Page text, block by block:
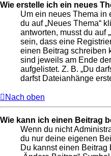
Wie erstelle ich ein neues
Um ein neues Thema in
du auf „Neues Thema“
antworten, musst du auf
sein, dass eine
einen Beitrag schreiben
sind jeweils am Ende
aufgelistet. Z. B. „Du
darfst Dateianhänge
Nach oben
Wie kann ich einen Beitrag
Wenn du nicht
du nur deine eigenen
Du kannst einen